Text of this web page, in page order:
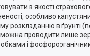
в якості
особливо
розкладанню в ґрунті
проводити лише
і